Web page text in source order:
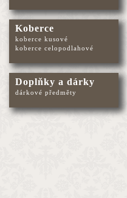
Koberce
koberce kusové
koberce celopodlahové
Doplňky a dárky
dárkové předměty